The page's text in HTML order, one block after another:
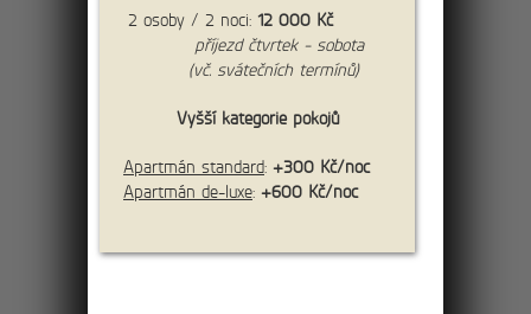
více
2 osoby / 2 noci: 12 000 Kč
příjezd čtvrtek - sobota
(vč. svátečních termínů)
Vyšší kategorie pokojů
Apartmán standard: +300 Kč/noc
Apartmán de-luxe: +600 Kč/noc